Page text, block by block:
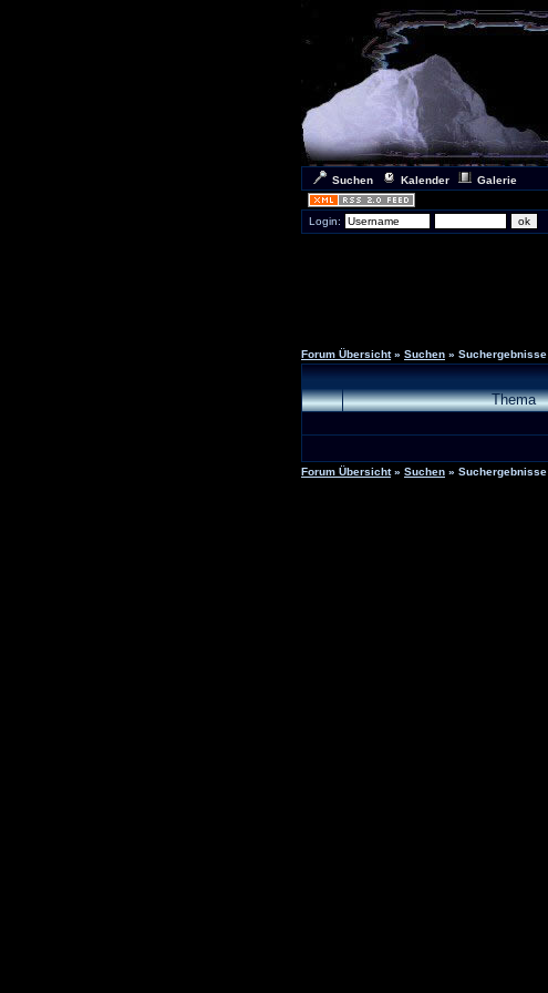
Suchen Kalender Galerie
Login:
Forum Übersicht» Suchen » Suchergebnisse
Thema
Forum Übersicht» Suchen » Suchergebnisse